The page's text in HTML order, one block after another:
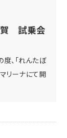
賀 試乗会
度、「れんたぼ
リーナにて開